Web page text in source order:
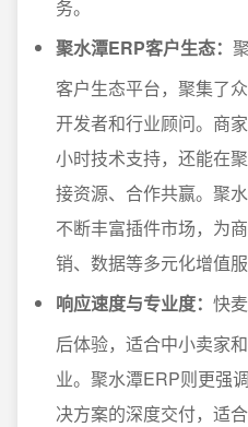
务。
聚水潭ERP客户生态：
客户生态平台，聚集了
开发者和行业顾问。商
小时技术支持，还能在
接资源、合作共赢。聚
不断丰富插件市场，为
销、数据等多元化增值服
响应速度与专业度： 快
后体验，适合中小卖家
业。聚水潭ERP则更强
决方案的深度交付，适